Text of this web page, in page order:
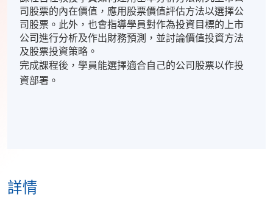
司股票的內在價值，應用股票價值評估方法以選擇公
司股票。此外，也會指導學員對作為投資目標的上市
公司進行分析及作出財務預測，並討論價值投資方法
及股票投資策略。
完成課程後，學員能選擇適合自己的公司股票以作投
資部署。
詳情